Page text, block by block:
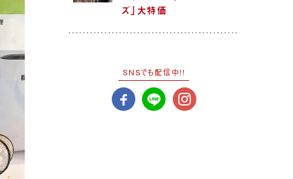
ズ」大特価
SNSでも配信中!!